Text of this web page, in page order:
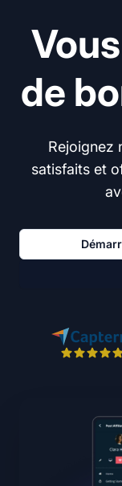
de
Rejoignez
satisfaits et